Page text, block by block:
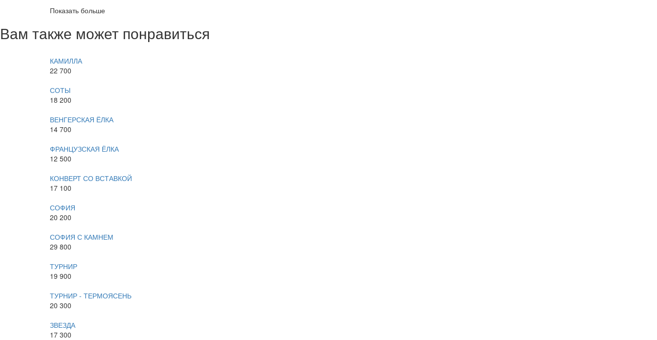
Показать больше
Вам также может понравиться
КАМИЛЛА
22 700
СОТЫ
18 200
ВЕНГЕРСКАЯ ЁЛКА
14 700
ФРАНЦУЗСКАЯ ЁЛКА
12 500
КОНВЕРТ СО ВСТАВКОЙ
17 100
СОФИЯ
20 200
СОФИЯ С КАМНЕМ
29 800
ТУРНИР
19 900
ТУРНИР - ТЕРМОЯСЕНЬ
20 300
ЗВЕЗДА
17 300